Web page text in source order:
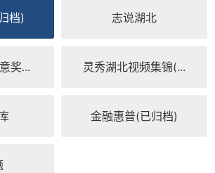
档) 志说湖北
奖... 灵秀湖北视频集锦(...
金融惠普(已归档)